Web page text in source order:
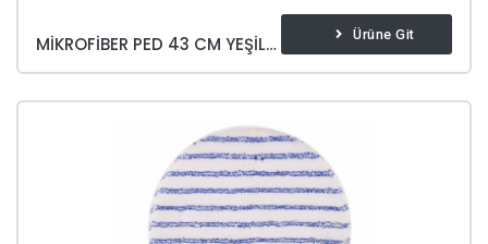
MIKROFIBER PED 43 CM YEŞIL OVALAMA Ürüne Git